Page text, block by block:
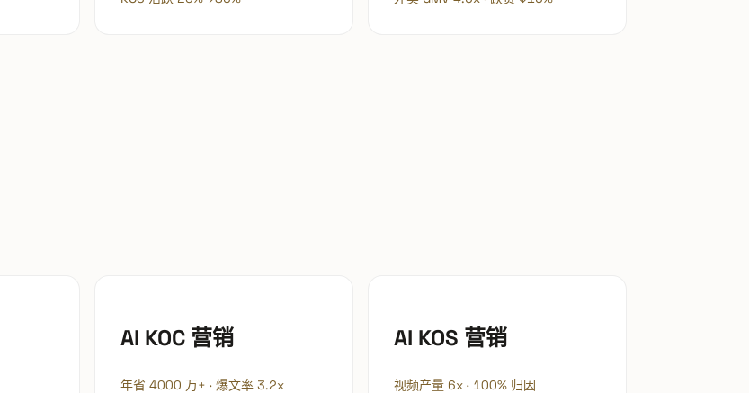
AI KOC 营销
年省 4000 万+ · 爆文率 3.2x
AI KOS 营销
视频产量 6x · 100% 归因